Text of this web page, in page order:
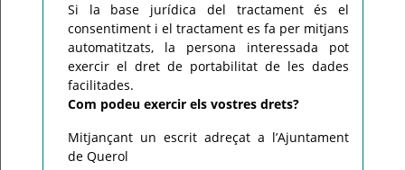
Si la base jurídica del tractament és el
consentiment i el tractament es fa per mitjans
automatitzats, la persona interessada pot
exercir el dret de portabilitat de les dades
facilitades.
Com podeu exercir els vostres drets?
Mitjançant un escrit adreçat a l’Ajuntament
de Querol